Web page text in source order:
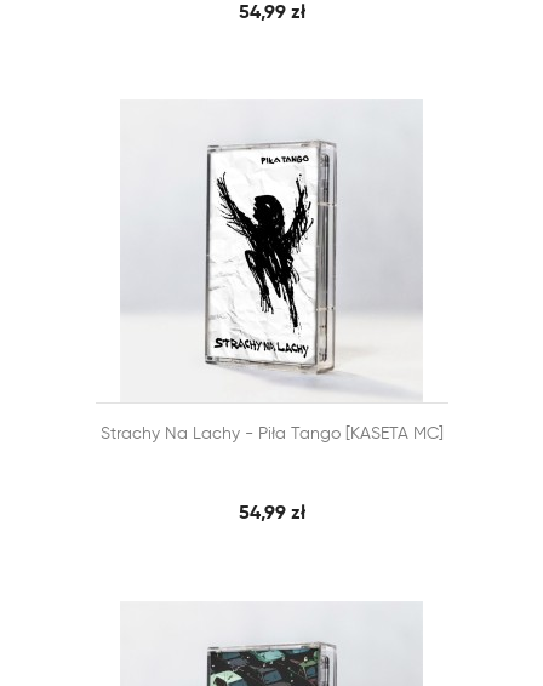
54,99 zł
DODAJ DO KOSZYKA SZYBKI PODGLĄD
Strachy Na Lachy - Piła Tango [KASETA MC]
54,99 zł